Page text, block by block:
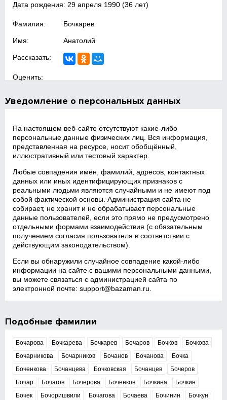
Дата рождения: 29 апреля 1990 (36 лет)
Фамилия: Бочкарев
Имя: Анатолий
Рассказать:
Оценить:
Уведомление о персональных данных
На настоящем веб‑сайте отсутствуют какие‑либо
персональные данные физических лиц. Вся информация,
представленная на ресурсе, носит обобщённый,
иллюстративный или тестовый характер.
Любые совпадения имён, фамилий, адресов, контактных
данных или иных идентифицирующих признаков с
реальными людьми являются случайными и не имеют под
собой фактической основы. Администрация сайта не
собирает, не хранит и не обрабатывает персональные
данные пользователей, если это прямо не предусмотрено
отдельными формами взаимодействия (с обязательным
получением согласия пользователя в соответствии с
действующим законодательством).
Если вы обнаружили случайное совпадение какой‑либо
информации на сайте с вашими персональными данными,
вы можете связаться с администрацией сайта по
электронной почте:support@bazaman.ru
Подобные фамилии
Бочарова Бочкарева Бочкарев Бочаров Бочков
Бочкова
Бочарникова
Бочарников Бочанов Бочанова
Бочка
Боченкова
Бочанцева Бочковская Бочанцев
Бочеров
Бочар
Бочагов Бочерова Боченков Бочкина
Бочкин
Бочек
Бочоришвили Бочагова Бочаева Бочинин Бочкун